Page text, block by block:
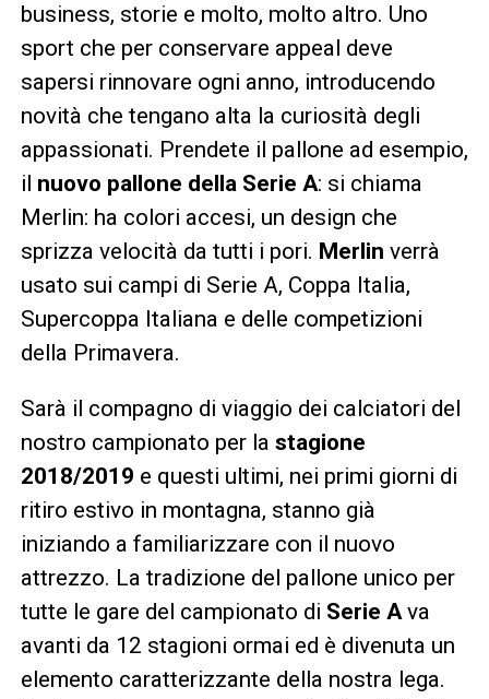
business, storie e molto, molto altro. Uno
sport che per conservare appeal deve
sapersi rinnovare ogni anno, introducendo
novità che tengano alta la curiosità degli
appassionati. Prendete il pallone ad esempio,
il nuovo pallone della Serie A: si chiama
Merlin: ha colori accesi, un design che
sprizza velocità da tutti i pori. Merlin verrà
usato sui campi di Serie A, Coppa Italia,
Supercoppa Italiana e delle competizioni
della Primavera.
Sarà il compagno di viaggio dei calciatori del
nostro campionato per la stagione
2018/2019 e questi ultimi, nei primi giorni di
ritiro estivo in montagna, stanno già
iniziando a familiarizzare con il nuovo
attrezzo. La tradizione del pallone unico per
tutte le gare del campionato di Serie Ava
avanti da 12 stagioni ormai ed è divenuta un
elemento caratterizzante della nostra lega.